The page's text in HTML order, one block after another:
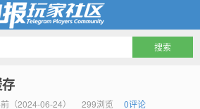
（2024-06-24） 299浏览 0评论